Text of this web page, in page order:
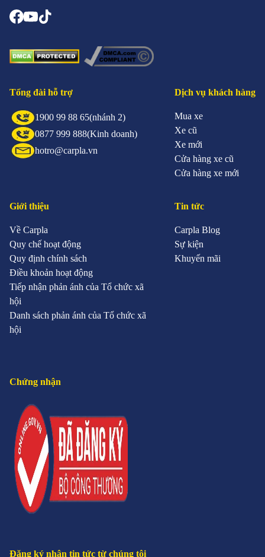
Tổng đài hỗ trợ
1900 99 88 65(nhánh 2)
0877 999 888(Kinh doanh)
hotro@carpla.vn
Dịch vụ khách hàng
Mua xe
Xe cũ
Xe mới
Cửa hàng xe cũ
Cửa hàng xe mới
Giới thiệu
Về Carpla
Quy chế hoạt động
Quy định chính sách
Điều khoản hoạt động
Tiếp nhận phản ánh của Tổ chức xã
hội
Danh sách phản ánh của Tổ chức xã
hội
Tin tức
Carpla Blog
Sự kiện
Khuyến mãi
Chứng nhận
Đăng ký nhận tin tức từ chúng tôi